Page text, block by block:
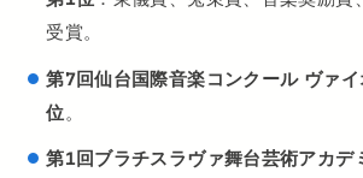
受賞。
第7回仙台国際音楽コンクール ヴァ
位。
第1回ブラチスラヴァ舞台芸術アカデ